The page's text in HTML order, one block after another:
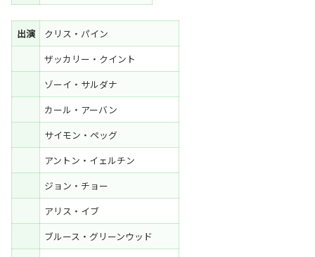
出演
クリス・パイン
ザッカリー・クイント
ゾーイ・サルダナ
カール・アーバン
サイモン・ペッグ
アントン・イェルチン
ジョン・チョー
アリス・イブ
ブルース・グリーンウッド